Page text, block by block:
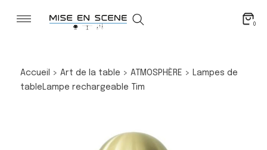
0
Accueil > Art de la table > ATMOSPHÈRE > Lampes de
table Lampe rechargeable Tim